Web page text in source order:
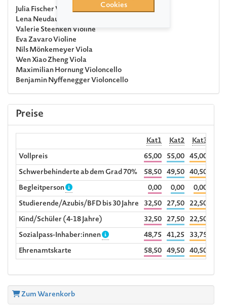
Julia Fischer Violine
Lena Neudauer
Valerie SteenkenVioline
Eva ZavaroVioline
Nils Mönkemeyer Viola
Wen Xiao ZhengViola
Maximilian HornungVioloncello
Benjamin Nyffenegger Violoncello
Preise
Kat1 Kat2 Kat3
Vollpreis
65,00 55,00 45,00
Schwerbehinderte ab dem Grad 70%
58,50 49,50
40,50
Begleitperson
0,00 0,00
0,00
Studierende/Azubis/BFD bis 30 Jahre
32,50 27,50
22,50
Kind/Schüler (4-18 Jahre)
32,50 27,50
22,50
Sozialpass-Inhaber:innen
48,75 41,25
33,75
Ehrenamtskarte
58,50 49,50 40,50
Zum Warenkorb
Cookies